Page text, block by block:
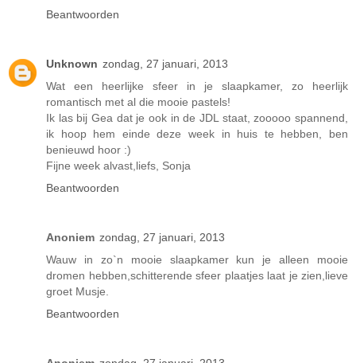
Beantwoorden
Unknown zondag, 27 januari, 2013
Wat een heerlijke sfeer in je slaapkamer, zo heerlijk
romantisch met al die mooie pastels!
Ik las bij Gea dat je ook in de JDL staat, zooooo spannend,
ik hoop hem einde deze week in huis te hebben, ben
benieuwd hoor :)
Fijne week alvast,liefs, Sonja
Beantwoorden
Anoniem zondag, 27 januari, 2013
Wauw in zo`n mooie slaapkamer kun je alleen mooie
dromen hebben,schitterende sfeer plaatjes laat je zien,lieve
groet Musje.
Beantwoorden